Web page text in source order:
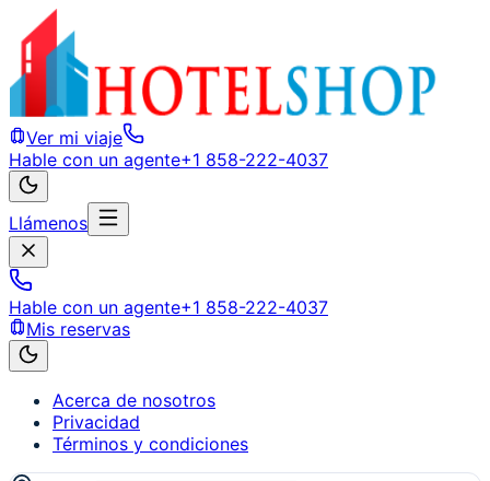
Ver mi viaje
Hable con un agente+1 858-222-4037
Llámenos
Hable con un agente+1 858-222-4037
Mis reservas
Acerca de nosotros
Privacidad
Términos y condiciones